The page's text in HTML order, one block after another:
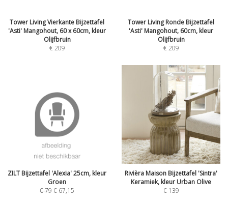
Tower Living Vierkante Bijzettafel
'Asti' Mangohout, 60 x 60cm, kleur
Olijfbruin
€209
Tower Living Ronde Bijzettafel
'Asti' Mangohout, 60cm, kleur
Olijfbruin
€209
ZILT Bijzettafel 'Alexia' 25cm, kleur
Groen
€79€ 67,15
Rivièra Maison Bijzettafel 'Sintra'
Keramiek, kleur Urban Olive
€ 139